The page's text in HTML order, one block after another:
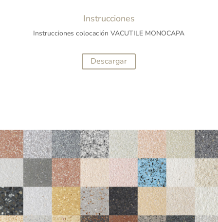
Instrucciones
Instrucciones colocación VACUTILE MONOCAPA
Descargar